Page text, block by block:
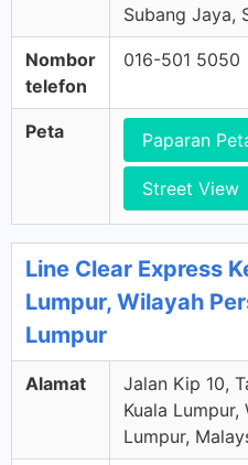
Subang Jaya,
Nombor
telefon
016-501 5050
Peta Paparan
Street View
Line Clear Express
Lumpur, Wilayah
Lumpur
Alamat
Jalan Kip 10,
Kuala Lumpur,
Lumpur,